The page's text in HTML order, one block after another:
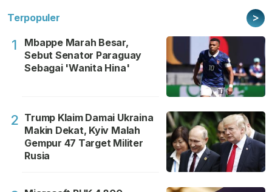
Terpopuler >
1
Mbappe Marah Besar,
Sebut Senator Paraguay
Sebagai 'Wanita Hina'
2 Trump Klaim Damai Ukraina
Makin Dekat, Kyiv Malah
Gempur 47 Target Militer
Rusia